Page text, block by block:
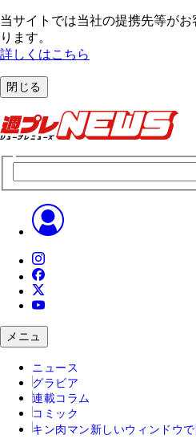
当サイトでは当社の提携先等が
ります。
詳しくはこちら
閉じる
メニュ
ニュース
グラビア
連載コラム
コミック
キン肉マン 新しいウィンドウで